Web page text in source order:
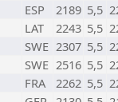
ESP 2189 5,5
LAT 2243 5,5
SWE 2307 5,5
SWE 2516 5,5
FRA 2262 5,5